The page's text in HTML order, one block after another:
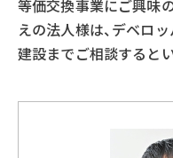
等価交換事業にご興味
えの法人様は、デベロ
建設までご相談すると